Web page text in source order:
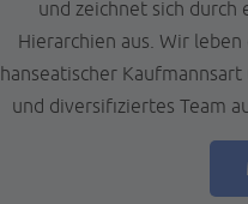
und zeichnet sich durch
Hierarchien aus. Wir
hanseatischer
und diversifiziertes Team